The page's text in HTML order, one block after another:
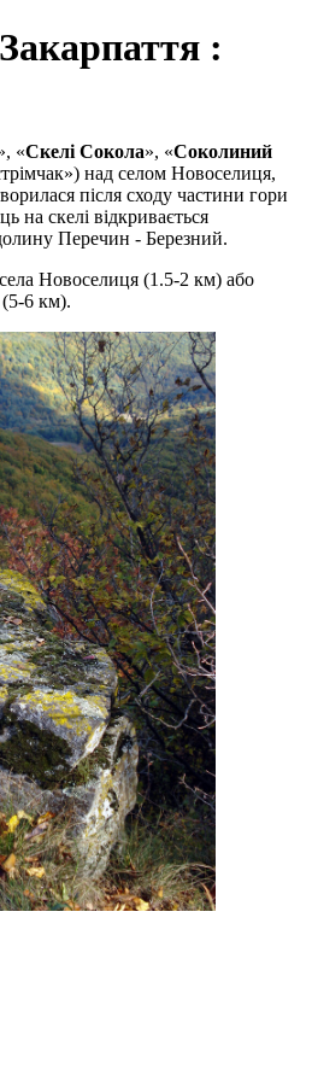
:
«Скелі Сокола», «Соколиний
над селом Новоселиця,
після сходу частини гори
на скелі відкривається
Перечин - Березний.
Новоселиця (1.5-2 км) або
6 км).